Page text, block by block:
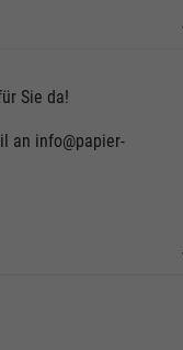
Sie da!
an info@papier-